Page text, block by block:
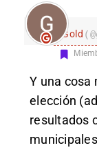
Gold
Y una cosa
elección
resultados